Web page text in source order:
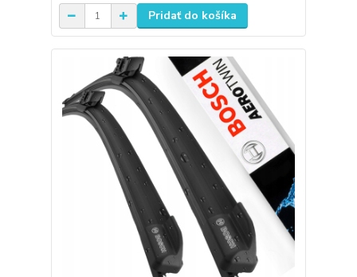
Pridať do košíka